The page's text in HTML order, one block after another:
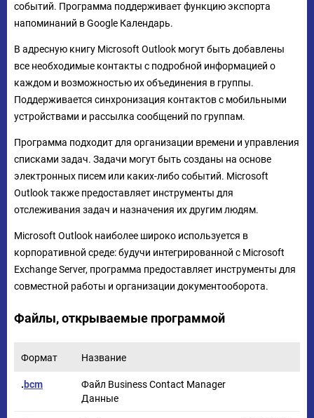
событий. Программа поддерживает функцию экспорта
напоминаний в Google Календарь.
В адресную книгу Microsoft Outlook могут быть добавлены
все необходимые контакты с подробной информацией о
каждом и возможностью их объединения в группы.
Поддерживается синхронизация контактов с мобильными
устройствами и рассылка сообщений по группам.
Программа подходит для организации времени и управления
списками задач. Задачи могут быть созданы на основе
электронных писем или каких-либо событий. Microsoft
Outlook также предоставляет инструменты для
отслеживания задач и назначения их другим людям.
Microsoft Outlook наиболее широко используется в
корпоративной среде: будучи интегрированной с Microsoft
Exchange Server, программа предоставляет инструменты для
совместной работы и организации документооборота.
Файлы, открываемые программой
Формат Название
.bcm
Файл Business Contact Manager
Данные